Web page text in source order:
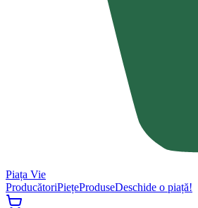
Piața Vie
ProducătoriPiețeProduseDeschide o piață!